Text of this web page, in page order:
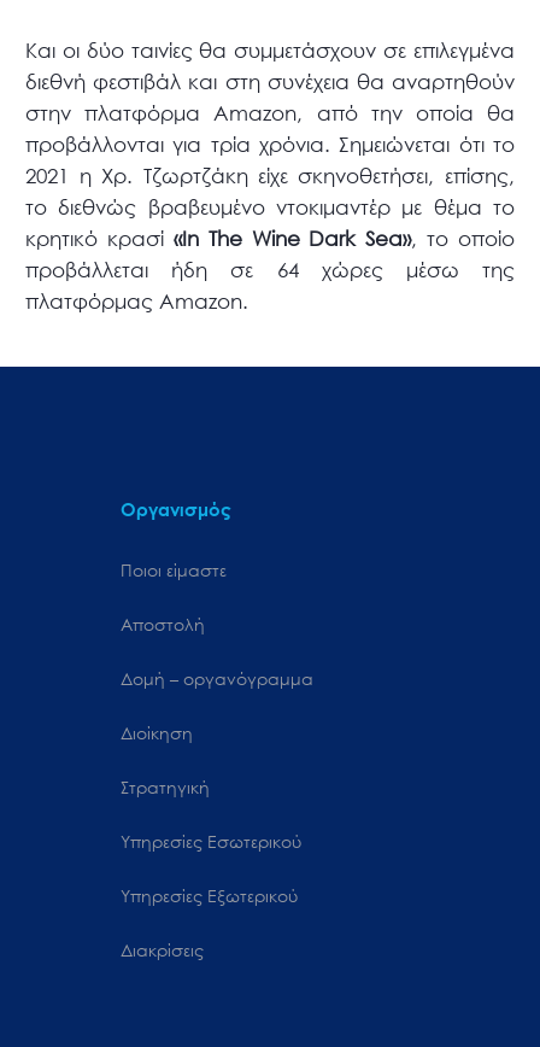
Και οι δύο ταινίες θα συμμετάσχουν σε επιλεγμένα
διεθνή φεστιβάλ και στη συνέχεια θα αναρτηθούν
στην πλατφόρμα Amazon, από την οποία θα
προβάλλονται για τρία χρόνια. Σημειώνεται ότι το
2021 η Χρ. Τζωρτζάκη είχε σκηνοθετήσει, επίσης,
το διεθνώς βραβευμένο ντοκιμαντέρ με θέμα το
κρητικό κρασί «In The Wine Dark Sea», το οποίο
προβάλλεται ήδη σε 64 χώρες μέσω της
πλατφόρμας Amazon.
Οργανισμός
Ποιοι είμαστε
Αποστολή
Δομή – οργανόγραμμα
Διοίκηση
Στρατηγική
Υπηρεσίες Εσωτερικού
Υπηρεσίες Εξωτερικού
Διακρίσεις